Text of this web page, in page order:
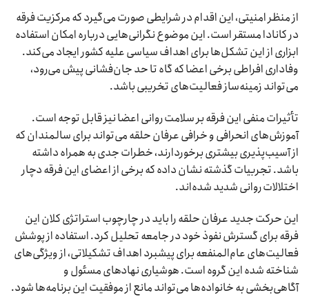
از منظر امنیتی، این اقدام در شرایطی صورت می‌گیرد که مرکزیت فرقه
در کانادا مستقر است. این موضوع نگرانی‌هایی درباره امکان استفاده
ابزاری از این تشکل‌ها برای اهداف سیاسی علیه کشور ایجاد می‌کند.
وفاداری افراطی برخی اعضا که گاه تا حد جان‌فشانی پیش می‌رود،
می‌تواند زمینه‌ساز فعالیت‌های تخریبی باشد.
تأثیرات منفی این فرقه بر سلامت روانی اعضا نیز قابل توجه است.
آموزش‌های انحرافی و خرافی عرفان حلقه می‌تواند برای سالمندان که
از آسیب‌پذیری بیشتری برخوردارند، خطرات جدی به همراه داشته
باشد. تجربیات گذشته نشان داده که برخی از اعضای این فرقه دچار
اختلالات روانی شدید شده‌اند.
این حرکت جدید عرفان حلقه را باید در چارچوب استراتژی کلان این
فرقه برای گسترش نفوذ خود در جامعه تحلیل کرد. استفاده از پوشش
فعالیت‌های عام‌المنفعه برای پیشبرد اهداف تشکیلاتی، از ویژگی‌های
شناخته شده این گروه است. هوشیاری نهادهای مسئول و
آگاهی‌بخشی به خانواده‌ها می‌تواند مانع از موفقیت این برنامه‌ها شود.